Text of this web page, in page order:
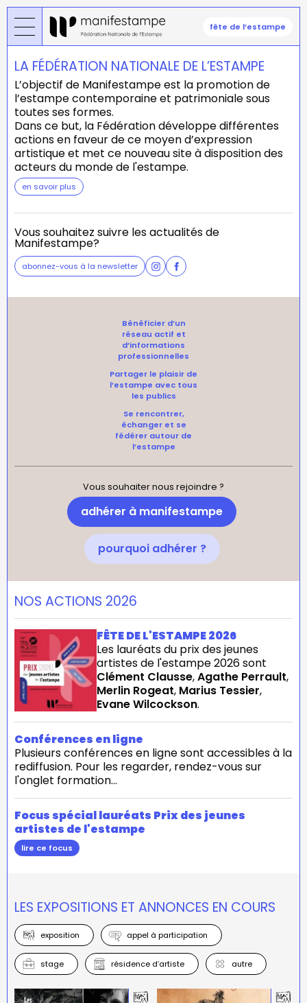
Aller
au
contenu
principal
fête de l’estampe
LA FÉDÉRATION NATIONALE DE L’ESTAMPE
L’objectif de Manifestampe est la promotion de
l’estampe contemporaine et patrimoniale sous
toutes ses formes.
Dans ce but, la Fédération développe différentes
actions en faveur de ce moyen d’expression
artistique et met ce nouveau site à disposition des
acteurs du monde de l'estampe.
en savoir plus
Vous souhaitez suivre les actualités de
Manifestampe?
abonnez-vous à la newsletter
Bénéficier d’un
réseau actif et
d’informations
professionnelles
Partager le plaisir de
l’estampe avec tous
les publics
Se rencontrer,
échanger et se
fédérer autour de
l’estampe
Vous souhaiter nous rejoindre ?
adhérer à manifestampe
pourquoi adhérer ?
NOS ACTIONS 2026
FÊTE DE L'ESTAMPE 2026
Les lauréats du prix des jeunes
artistes de l'estampe 2026 sont
Clément Clausse,Agathe Perrault,
Merlin Rogeat, Marius Tessier,
Evane Wilcockson.
Conférences en ligne
Plusieurs conférences en ligne sont accessibles à la
rediffusion. Pour les regarder, rendez-vous sur
l'onglet formation...
Focus spécial lauréats Prix des jeunes
artistes de l'estampe
lire ce focus
LES EXPOSITIONS ET ANNONCES EN COURS
exposition appel à participation
stage résidence d’artiste autre